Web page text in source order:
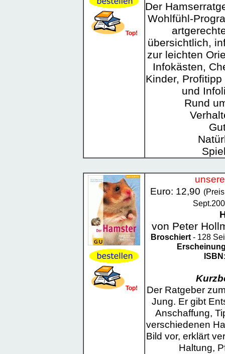
Top!
Der
Wohlfühl-
übersichtlich,
zur leichten
Infokästen,
Kinder,
und
Rund
Top!
Euro: 12,90
von Peter
Broschiert - 128
Der Ratgeber
Jung. Er gibt
Anschaffung,
verschiedenen
Bild vor, erklärt
Haltung,